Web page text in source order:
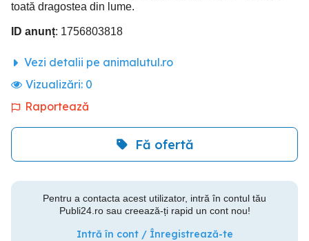
toată dragostea din lume.
ID anunț: 1756803818
Vezi detalii pe animalutul.ro
Vizualizări: 0
Raportează
Fă ofertă
Pentru a contacta acest utilizator, intră în contul tău
Publi24.ro sau creează-ți rapid un cont nou!
Intră în cont / Înregistrează-te